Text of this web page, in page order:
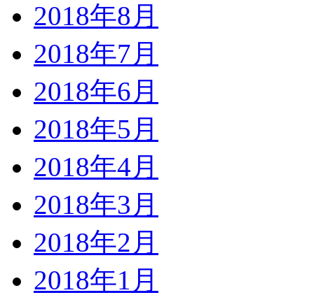
2018年8月
2018年7月
2018年6月
2018年5月
2018年4月
2018年3月
2018年2月
2018年1月